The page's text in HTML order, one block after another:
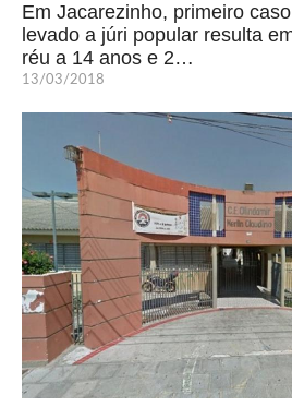
Em Jacarezinho, primeiro
levado a júri popular resulta
réu a 14 anos e 2…
13/03/2018